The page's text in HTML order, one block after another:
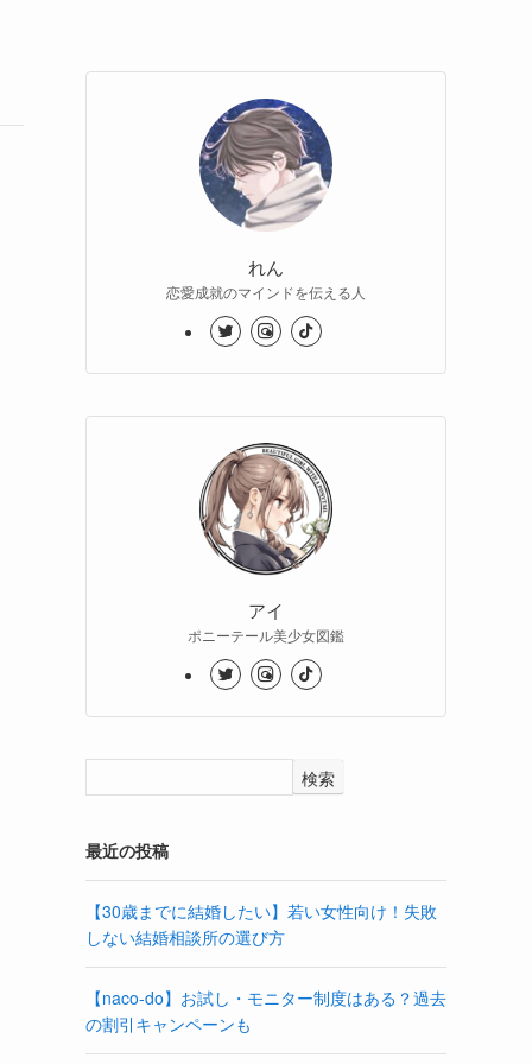
れん
恋愛成就のマインドを伝える人
アイ
ポニーテール美少女図鑑
検索
最近の投稿
【30歳までに結婚したい】若い女性向け！失敗
しない結婚相談所の選び方
【naco-do】お試し・モニター制度はある？過去
の割引キャンペーンも